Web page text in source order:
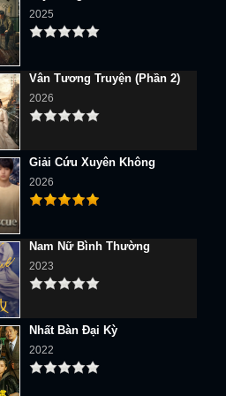
2025
Vân Tương Truyện (Phần 2)
2026
Giải Cứu Xuyên Không
2026
Nam Nữ Bình Thường
2023
Nhất Bàn Đại Kỳ
2022